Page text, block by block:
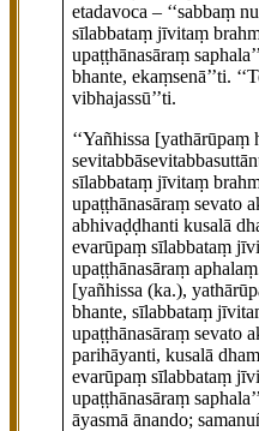
etadavoca – ‘‘sabbaṃ
sīlabbataṃ jīvitaṃ
upaṭṭhānasāraṃ
bhante, ekaṃsenā’’ti.
vibhajassū’’ti.
‘‘Yañhissa [yathārūpaṃ
sīlabbataṃ jīvitaṃ
upaṭṭhānasāraṃ sevato
abhivaḍḍhanti kusalā
evarūpaṃ sīlabbataṃ
upaṭṭhānasāraṃ
[yañhissa (ka.),
bhante, sīlabbataṃ
upaṭṭhānasāraṃ sevato
parihāyanti, kusalā
evarūpaṃ sīlabbataṃ
upaṭṭhānasāraṃ
āyasmā ānando;